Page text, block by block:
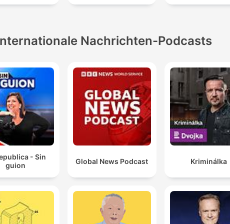
01:23:09 · La sexóloga explica que el clímax no debe ser una
No, señor, sanar mentalmente, el proceso de sanar de la
01:39:41 · El locutor reflexiona sobre la dificultad real que implica
el proceso de recuperación de la salud mental.
Nachrichten-Podcasts
- Sin
guion
Global News Podcast Kriminálka